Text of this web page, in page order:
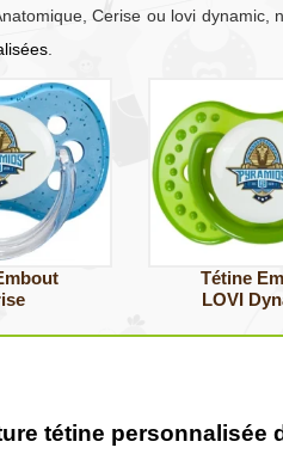
Cerise ou lovi
.
Tétine
LOVI
tétine personnalisée